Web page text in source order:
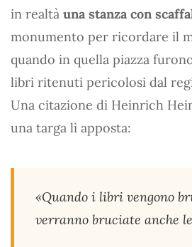
in realtà una stanza con
monumento per ricordare il
quando in quella piazza
libri ritenuti pericolosi dal
Una citazione di Heinrich
una targa lì apposta:
«Quando i libri vengono
verranno bruciate anche